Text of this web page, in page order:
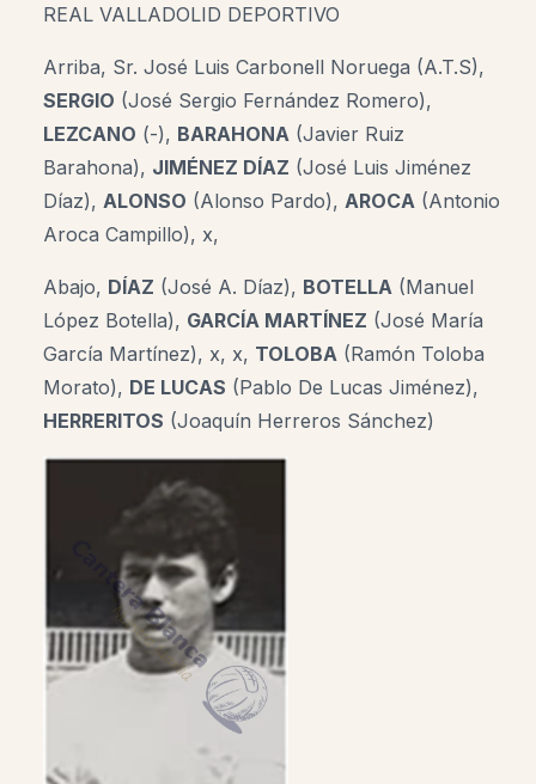
REAL VALLADOLID DEPORTIVO
Arriba, Sr. José Luis Carbonell Noruega (A.T.S),
SERGIO (José Sergio Fernández Romero),
LEZCANO (-), BARAHONA (Javier Ruiz
Barahona), JIMÉNEZ DÍAZ (José Luis Jiménez
Díaz), ALONSO (Alonso Pardo), AROCA (Antonio
Aroca Campillo), x,
Abajo, DÍAZ (José A. Díaz), BOTELLA (Manuel
López Botella), GARCÍA MARTÍNEZ (José María
García Martínez), x, x, TOLOBA (Ramón Toloba
Morato), DE LUCAS (Pablo De Lucas Jiménez),
HERRERITOS (Joaquín Herreros Sánchez)